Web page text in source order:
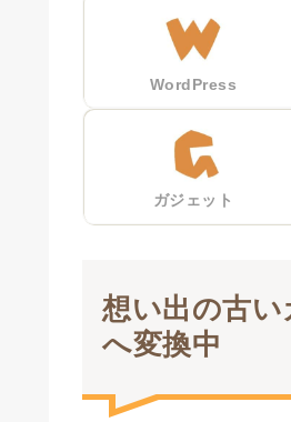
WordPress
ガジェット
想い出の古
へ変換中